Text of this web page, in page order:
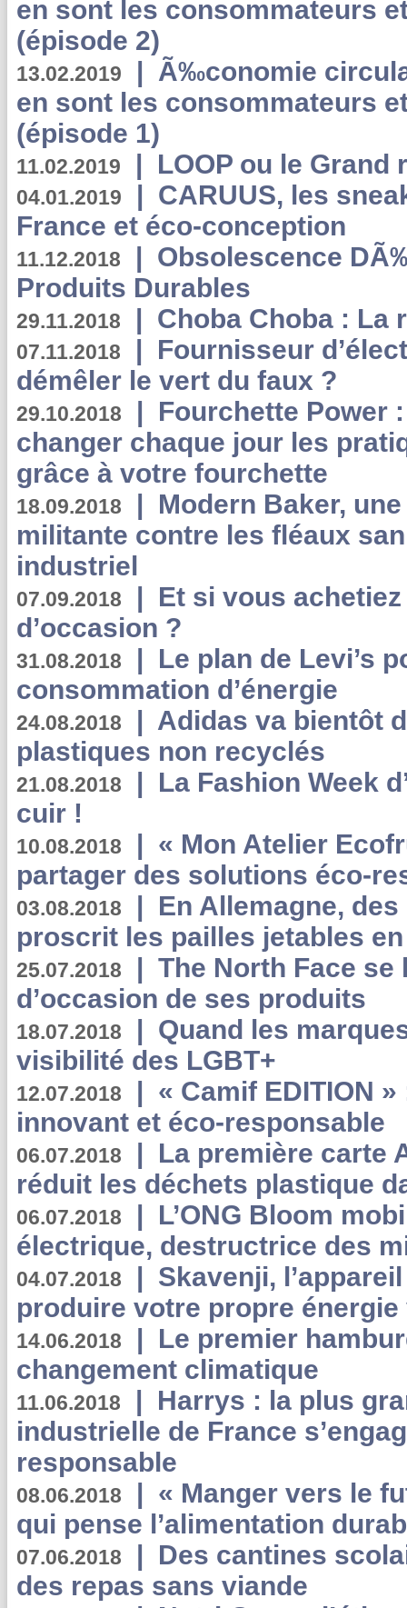
en sont les consommateurs
(épisode 2)
13.02.2019 | Ã‰conomie
en sont les consommateurs
(épisode 1)
11.02.2019 | LOOP ou le Grand
04.01.2019 | CARUUS, les
France et éco-conception
11.12.2018 | Obsolescence
Produits Durables
29.11.2018 | Choba Choba : La
07.11.2018 | Fournisseur
démêler le vert du faux ?
29.10.2018 | Fourchette Power
changer chaque jour les
grâce à votre fourchette
18.09.2018 | Modern Baker,
militante contre les fléaux
industriel
07.09.2018 | Et si vous
d’occasion ?
31.08.2018 | Le plan de Levi’s
consommation d’énergie
24.08.2018 | Adidas va bientôt
plastiques non recyclés
21.08.2018 | La Fashion Week
cuir !
10.08.2018 | « Mon Atelier
partager des solutions éco-
03.08.2018 | En Allemagne,
proscrit les pailles jetables
25.07.2018 | The North Face se
d’occasion de ses produits
18.07.2018 | Quand les
visibilité des LGBT+
12.07.2018 | « Camif EDITION
innovant et éco-responsable
06.07.2018 | La première carte
réduit les déchets plastique
06.07.2018 | L’ONG Bloom
électrique, destructrice des
04.07.2018 | Skavenji,
produire votre propre
14.06.2018 | Le premier
changement climatique
11.06.2018 | Harrys : la plus
industrielle de France
responsable
08.06.2018 | « Manger vers le
qui pense l’alimentation
07.06.2018 | Des cantines
des repas sans viande